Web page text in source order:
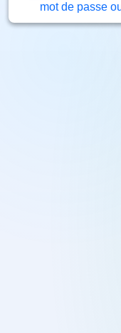
mot de passe